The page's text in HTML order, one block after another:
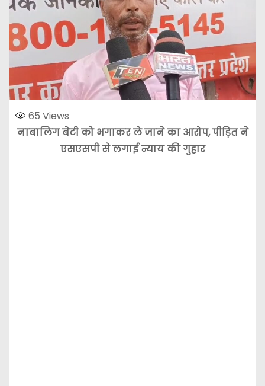
65 Views
नाबालिग बेटी को भगाकर ले जाने का आरोप, पीड़ित ने
एसएसपी से लगाई न्याय की गुहार